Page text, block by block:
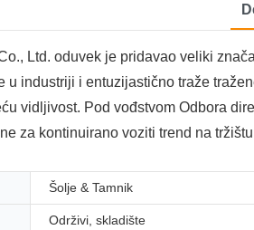
Ltd. oduvek je pridavao veliki
u industriji i entuzijastično traže
vidljivost. Pod vođstvom Odbora
za kontinuirano voziti trend na
Šolje & Tamnik
Održivi, ​​skladište